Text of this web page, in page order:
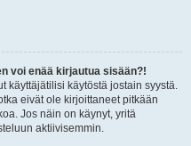
voi enää kirjautua sisään?!
käyttäjätilisi käytöstä jostain syystä.
eivät ole kirjoittaneet pitkään
Jos näin on käynyt, yritä
aktiivisemmin.